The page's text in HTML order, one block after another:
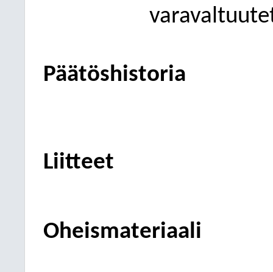
Päätöshistoria
Liitteet
Oheismateriaali